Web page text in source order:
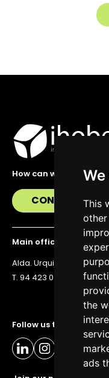
This
the
ads
Follow us to stay up to
How can we help you?
CONTACT US
Main office
Alda. Urquijo 36, 6th
T. 94 423 07 43